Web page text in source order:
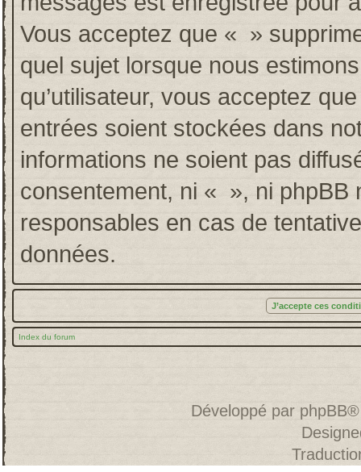
Vous acceptez que « »
quel sujet lorsque nous
qu’utilisateur, vous acceptez
entrées soient stockées dans
informations ne soient pas
consentement, ni « », ni phpBB
responsables en cas de
données.
Index du forum
Développé par phpBB®